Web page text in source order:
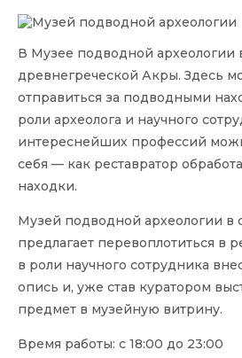
В Музее подводной археологии
древнегреческой Акры. Здесь
отправиться за подводными
роли археолога и научного
интереснейших профессий
себя — как реставратор
находки.
Музей подводной археологии в
предлагает перевоплотиться в
в роли научного сотрудника
опись и, уже став куратором
предмет в музейную витрину.
Время работы: с 18:00 до 23:00